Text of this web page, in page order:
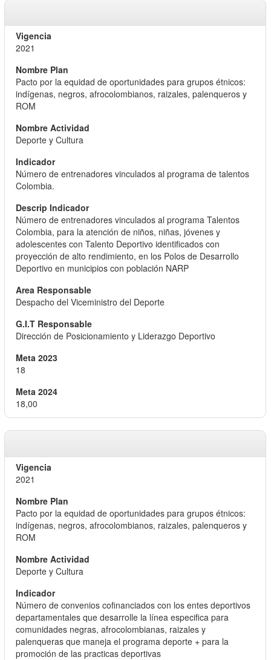
2021
Pacto por la equidad de oportunidades para grupos étnicos:
indígenas, negros, afrocolombianos, raizales, palenqueros y
ROM
Deporte y Cultura
Número de entrenadores vinculados al programa de talentos
Colombia.
Número de entrenadores vinculados al programa Talentos
Colombia, para la atención de niños, niñas, jóvenes y
adolescentes con Talento Deportivo identificados con
proyección de alto rendimiento, en los Polos de Desarrollo
Deportivo en municipios con población NARP
Despacho del Viceministro del Deporte
Dirección de Posicionamiento y Liderazgo Deportivo
18
18,00
2021
Pacto por la equidad de oportunidades para grupos étnicos:
indígenas, negros, afrocolombianos, raizales, palenqueros y
ROM
Deporte y Cultura
Número de convenios cofinanciados con los entes deportivos
departamentales que desarrolle la línea especifica para
comunidades negras, afrocolombianas, raizales y
palenqueras que maneja el programa deporte + para la
promoción de las practicas deportivas